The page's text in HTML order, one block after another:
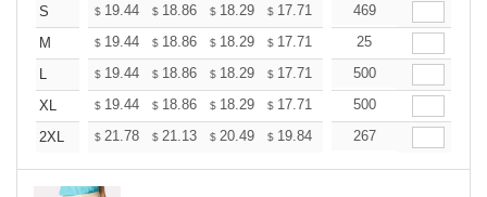
S $ 19.44 $ 18.86 $ 18.29 $ 17.71 17.14
469
M
$ 19.44 $ 18.86 $ 18.29 $ 17.71 17.14
25
L
$ 19.44 $ 18.86 $ 18.29 $ 17.71 17.14
500
XL
$ 19.44 $ 18.86 $ 18.29 $ 17.71 17.14
500
2XL
$ 21.78 $ 21.13 $ 20.49 $ 19.84 19.19
267